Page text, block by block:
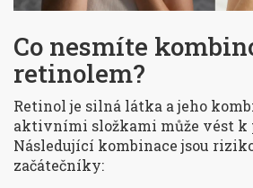
Co nesmíte
retinolem?
Retinol je silná látka a jeho
aktivními složkami může vést k
Následující kombinace jsou
začátečníky: